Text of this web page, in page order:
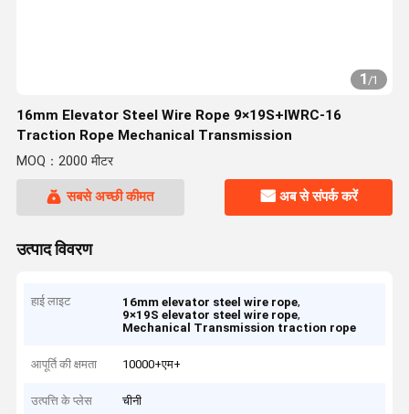
1/1
16mm Elevator Steel Wire Rope 9×19S+IWRC-16
Traction Rope Mechanical Transmission
MOQ：2000 मीटर
सबसे अच्छी कीमत अब से संपर्क करें
उत्पाद विवरण
हाई लाइट 16mm elevator steel wire rope,
9×19S elevator steel wire rope,
Mechanical Transmission traction rope
आपूर्ति की क्षमता 10000+एम+
उत्पत्ति के प्लेस चीनी